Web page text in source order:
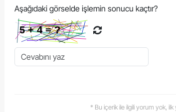
Aşağıdaki görselde işlemin sonucu kaçtır?
* Bu içerik ile ilgili yorum yok, ilk